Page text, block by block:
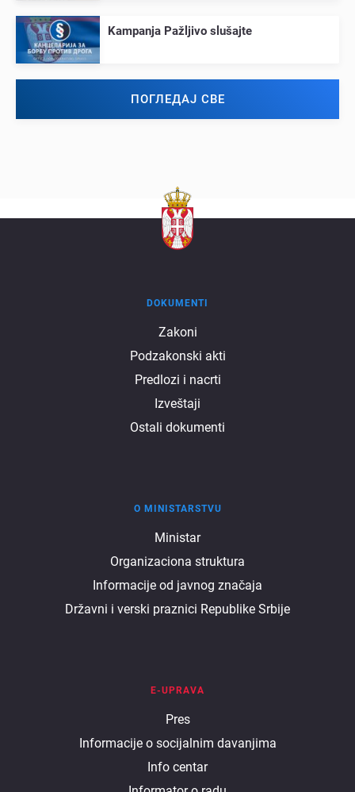
Kampanja Pažljivo slušajtе
ПОГЛЕДАЈ СВЕ
DOKUMENTI
Zakoni
Podzakonski akti
Predlozi i nacrti
Izveštaji
Ostali dokumenti
ministarstvu
O MINISTARSTVU
Ministar
Organizaciona struktura
Informacije od javnog značaja
Državni i verski praznici Republike Srbije
E-UPRAVA
Pres
Informacije o socijalnim davanjima
Info centar